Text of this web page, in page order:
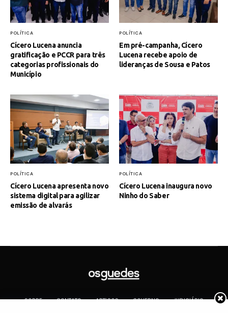
POLÍTICA
Cícero Lucena anuncia
gratificação e PCCR para três
categorias profissionais do
Município
POLÍTICA
Em pré-campanha, Cícero
Lucena recebe apoio de
lideranças de Sousa e Patos
POLÍTICA
Cícero Lucena apresenta novo
sistema digital para agilizar
emissão de alvarás
POLÍTICA
Cícero Lucena inaugura novo
Ninho do Saber
SOBRE CONTATO ARTIGOS GOVERNO
JUDICIÁRIO